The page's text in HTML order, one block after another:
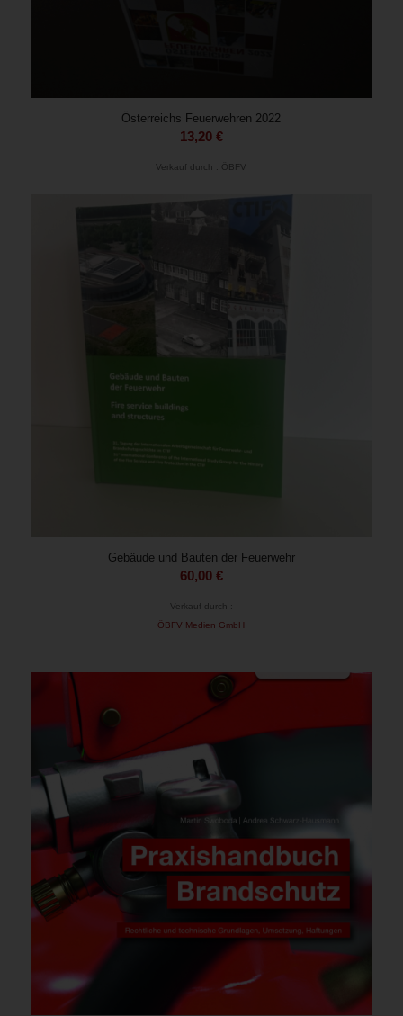
Österreichs Feuerwehren 2022
13,20 €
Verkauf durch : ÖBFV
Gebäude und Bauten der Feuerwehr
60,00 €
Verkauf durch :
ÖBFV Medien GmbH